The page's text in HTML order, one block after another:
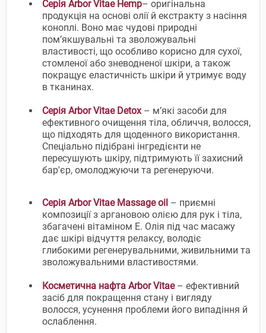
Серія Arbor Vitae Hemp– оригінальна
продукція на основі олії й екстракту з насіння
коноплі. Воно має чудові природні
пом’якшувальні та зволожувальні
властивості, що особливо корисно для сухої,
стомленої або зневодненої шкіри, а також
покращує еластичність шкіри й утримує воду
в тканинах.
Серія Arbor Vitae Detox– м’які засоби для
ефективного очищення тіла, обличчя, волосся,
що підходять для щоденного використання.
Спеціально підібрані інгредієнти не
пересушують шкіру, підтримують її захисний
бар'єр, омолоджуючи та регенеруючи.
Серія Arbor Vitae Massage oil – приємні
композиції з аргановою олією для рук і тіла,
збагачені вітаміном Е. Олія під час масажу
дає шкірі відчуття релаксу, володіє
глибокими регенерувальними, живильними та
зволожувальними властивостями.
Косметична нафта Arbor Vitae– ефективний
засіб для покращення стану і вигляду
волосся, усунення проблеми його випадіння й
ослаблення.